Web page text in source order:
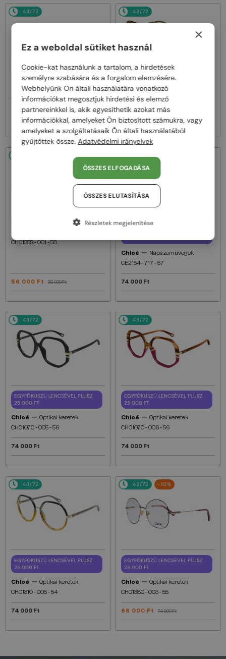
48/72
Chloé—Napszemüvegek
CH0081S - 002 - 55
62 000 Ft
48/72
Chloé—Napszemüvegek
CH0125SA - 004 - 57
57 000 Ft
CH0135S - 001 - 58
56 000 Ft 86 000 Ft
Chloé — Napszemüvegek
CE2154 - 717 - 57
74 000 Ft
48/72
EGYFÓKUSZÚ LENCSÉVEL PLUSZ
25 000 FT
Chloé — Optikai keretek
CH0107O - 005 - 56
74 000 Ft
48/72
EGYFÓKUSZÚ LENCSÉVEL PLUSZ
25 000 FT
Chloé — Optikai keretek
CH0107O - 006 - 56
74 000 Ft
48/72
EGYFÓKUSZÚ LENCSÉVEL PLUSZ
25 000 FT
Chloé — Optikai keretek
CH0131O - 005 - 54
74 000 Ft
48/72 -10%
EGYFÓKUSZÚ LENCSÉVEL PLUSZ
25 000 FT
Chloé — Optikai keretek
CH0138O - 003 - 55
66 000 Ft 74 000 Ft
×
Ez a weboldal sütiket használ
Cookie-kat használunk a tartalom, a hirdetések
személyre szabására és a forgalom elemzésére.
Webhelyünk Ön általi használatára vonatkozó
információkat megosztjuk hirdetési és elemző
partnereinkkel is, akik egyesíthetik azokat más
információkkal, amelyeket Ön biztosított számukra, vagy
amelyeket a szolgáltatásaik Ön általi használatából
gyűjtöttek össze. Adatvédelmi irányelvek
ÖSSZES ELFOGADÁSA
ÖSSZES ELUTASÍTÁSA
Részletek megjelenítése